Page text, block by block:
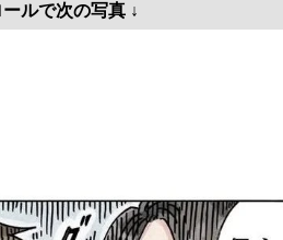
ールで次の写真 ↓